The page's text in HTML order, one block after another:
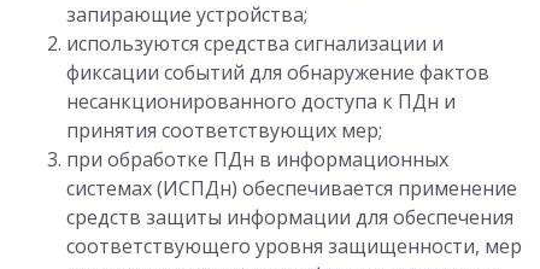
запирающие устройства;
используются средства сигнализации и
фиксации событий для обнаружение фактов
несанкционированного доступа к ПДн и
принятия соответствующих мер;
при обработке ПДн в информационных
системах (ИСПДн) обеспечивается применение
средств защиты информации для обеспечения
соответствующего уровня защищенности, мер